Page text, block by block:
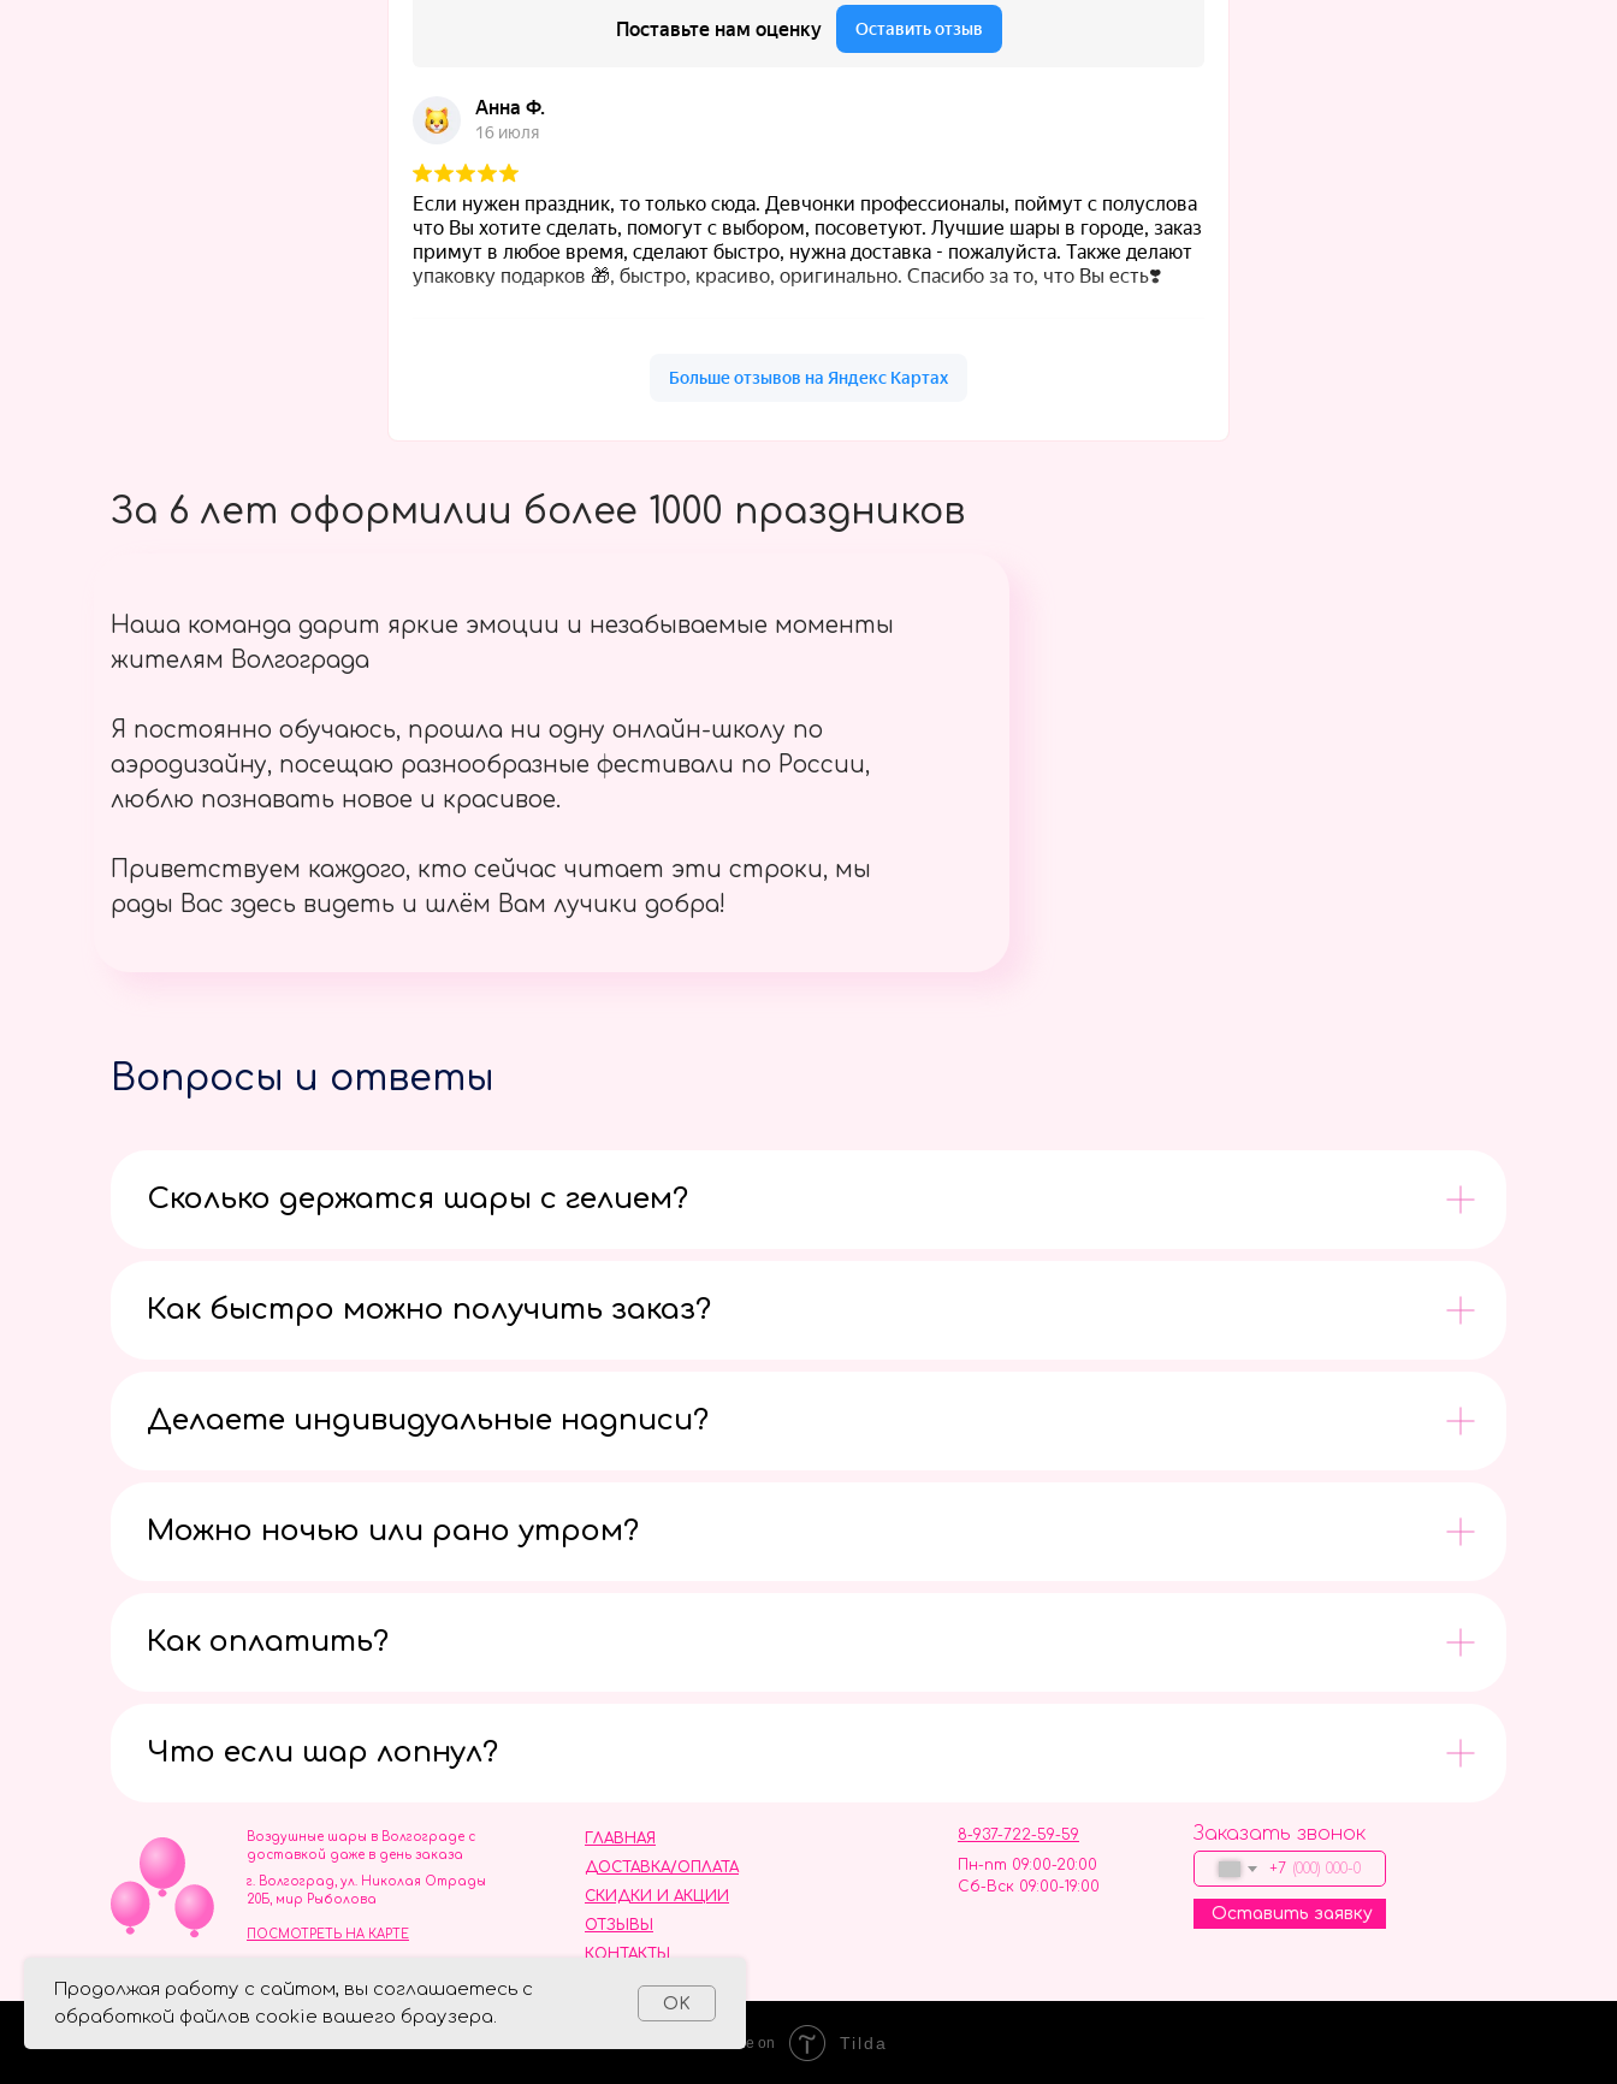
Продолжая работу с сайтом, вы соглашаетесь с
обработкой файлов cookie вашего браузера.
OK
За 6 лет оформилии более 1000 праздников
Наша команда дарит яркие эмоции и незабываемые моменты
жителям Волгограда
Я постоянно обучаюсь, прошла ни одну онлайн-школу по
аэродизайну, посещаю разнообразные фестивали по России,
люблю познавать новое и красивое.
Приветствуем каждого, кто сейчас читает эти строки, мы
рады Вас здесь видеть и шлём Вам лучики добра!
Вопросы и ответы
Сколько держатся шары с гелием?
Как быстро можно получить заказ?
Делаете индивидуальные надписи?
Можно ночью или рано утром?
Как оплатить?
Что если шар лопнул?
ОТЗЫВЫ
ГЛАВНАЯ
ДОСТАВКА/ОПЛАТА
СКИДКИ И АКЦИИ
КОНТАКТЫ
8-937-722-59-59
Пн-пт 09:00-20:00
Сб-Вск 09:00-19:00
Воздушные шары в Волгограде с
доставкой даже в день заказа
Заказать звонок
+7
Оставить заявку
г. Волгоград, ул. Николая Отрады
20Б, мир Рыболова
ПОСМОТРЕТЬ НА КАРТЕ
ИНН 344110093739
Политика обработки персональных данных
Made on Tilda